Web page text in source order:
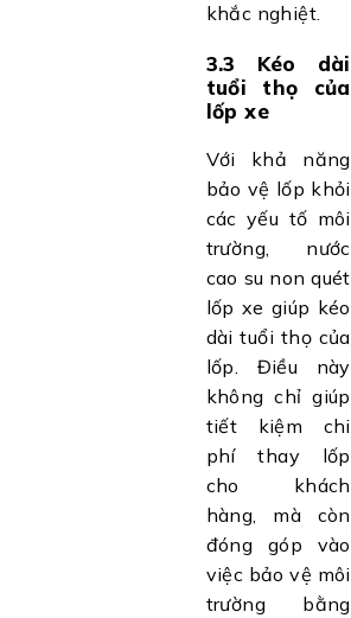
khắc nghiệt.
3.3 Kéo dài
tuổi thọ của
lốp xe
Với khả năng
bảo vệ lốp khỏi
các yếu tố môi
trường, nước
cao su non quét
lốp xe giúp kéo
dài tuổi thọ của
lốp. Điều này
không chỉ giúp
tiết kiệm chi
phí thay lốp
cho khách
hàng, mà còn
đóng góp vào
việc bảo vệ môi
trường bằng